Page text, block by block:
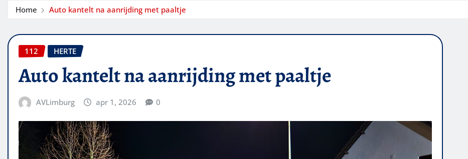
Home Auto kantelt na aanrijding met paaltje
112 HERTE
Auto kantelt na aanrijding met paaltje
AVLimburg apr 1, 2026 0